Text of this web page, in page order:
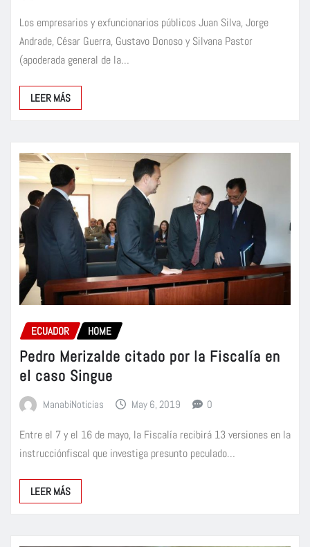
Los empresarios y exfuncionarios públicos Juan Silva, Jorge
Andrade, César Guerra, Gustavo Donoso y Silvana Pastor
(apoderada general de la…
LEER MÁS
ECUADOR HOME
Pedro Merizalde citado por la Fiscalía en
el caso Singue
ManabiNoticias May 6, 2019 0
Entre el 7 y el 16 de mayo, la Fiscalía recibirá 13 versiones en la
instrucciónfiscal que investiga presunto peculado…
LEER MÁS